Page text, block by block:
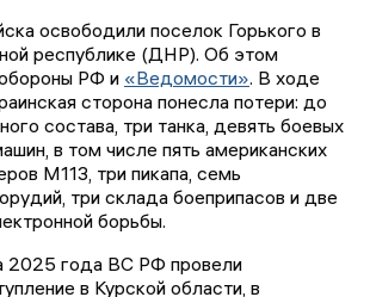
освободили поселок Горького в
республике (ДНР). Об этом
РФ и «Ведомости». В ходе
сторона понесла потери: до
состава, три танка, девять боевых
в том числе пять американских
М113, три пикапа, семь
три склада боеприпасов и две
борьбы.
2025 года ВС РФ провели
в Курской области, в